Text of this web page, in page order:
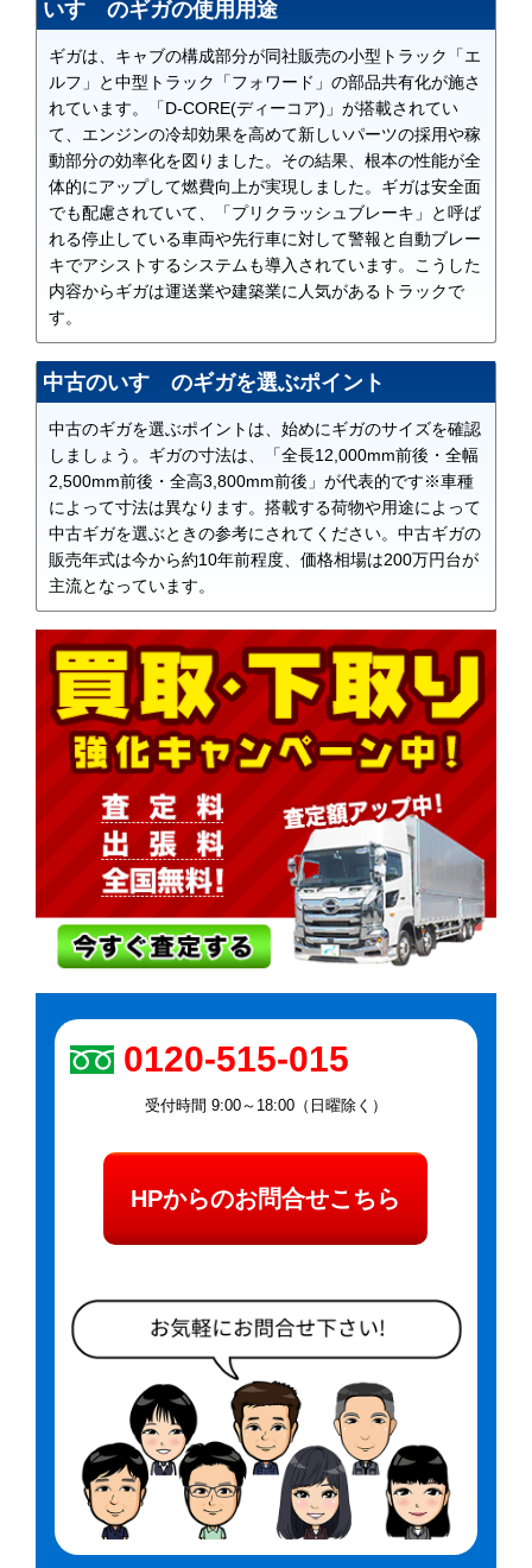
いすゞのギガの使用用途
ギガは、キャブの構成部分が同社販売の小型トラック「エ
ルフ」と中型トラック「フォワード」の部品共有化が施さ
れています。「D-CORE(ディーコア)」が搭載されてい
て、エンジンの冷却効果を高めて新しいパーツの採用や稼
動部分の効率化を図りました。その結果、根本の性能が全
体的にアップして燃費向上が実現しました。ギガは安全面
でも配慮されていて、「プリクラッシュブレーキ」と呼ば
れる停止している車両や先行車に対して警報と自動ブレー
キでアシストするシステムも導入されています。こうした
内容からギガは運送業や建築業に人気があるトラックで
す。
中古のいすゞのギガを選ぶポイント
中古のギガを選ぶポイントは、始めにギガのサイズを確認
しましょう。ギガの寸法は、「全長12,000mm前後・全幅
2,500mm前後・全高3,800mm前後」が代表的です※車種
によって寸法は異なります。搭載する荷物や用途によって
中古ギガを選ぶときの参考にされてください。中古ギガの
販売年式は今から約10年前程度、価格相場は200万円台が
主流となっています。
0120-515-015
受付時間 9:00～18:00（日曜除く）
HPからのお問合せこちら